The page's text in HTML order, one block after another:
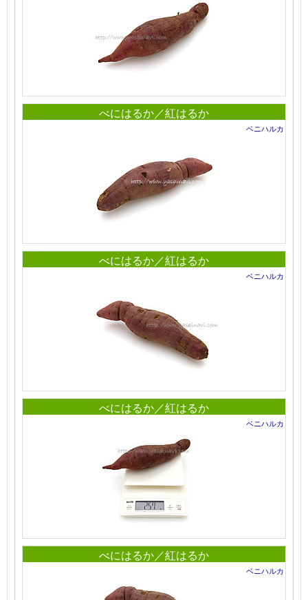
べにはるか／紅はるか
ベニハルカ
べにはるか／紅はるか
ベニハルカ
べにはるか／紅はるか
ベニハルカ
べにはるか／紅はるか
ベニハルカ